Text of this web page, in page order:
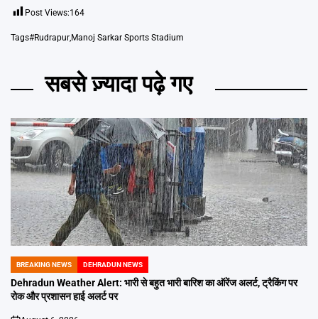
Post Views:164
Tags#Rudrapur,Manoj Sarkar Sports Stadium
सबसे ज़्यादा पढ़े गए
POSTED
IN
BREAKING NEWS DEHRADUN NEWS
Dehradun Weather Alert: भारी से बहुत भारी बारिश का ऑरेंज अलर्ट, ट्रैकिंग पर
रोक और प्रशासन हाई अलर्ट पर